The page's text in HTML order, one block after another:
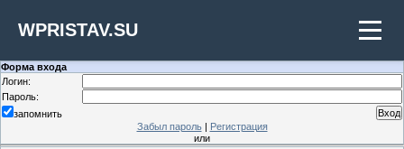
WPRISTAV.SU
Форма входа
Логин:
Пароль:
запомнить
Забыл пароль| Регистрация
или